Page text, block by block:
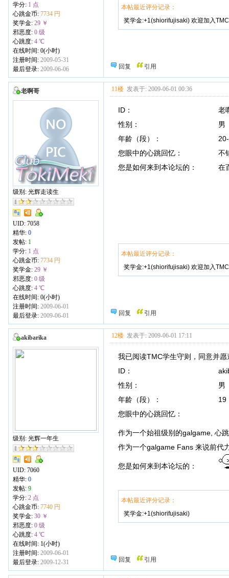
学分: 1 点
心跳金币: 7734 円
奖学金: 29 ￥
邪恶度: 0 级
心跳度: 4 ℃
在线时间: 0(小时)
注册时间: 2009-05-31
最后登录: 2009-06-06
本帖最近评分记录：
奖学金:+1(shiorifujisaki) 欢迎加入
回复 引用
老啊哥
级别: 光辉走读生
UID: 7058
精华: 0
发帖: 1
学分: 1 点
心跳金币: 7734 円
奖学金: 29 ￥
邪恶度: 0 级
心跳度: 4 ℃
在线时间: 0(小时)
注册时间: 2009-06-01
最后登录: 2009-06-01
11楼 发表于: 2009-06-01 00:36
ID： 老啊
性别： 男
年龄（段）： 20-
您眼中的心跳回忆： 不错
您是如何来到本论坛的： 在百
本帖最近评分记录：
奖学金:+1(shiorifujisaki) 欢迎加入TMC
回复 引用
akibarika
级别: 光辉一年生
UID: 7060
精华: 0
发帖: 9
学分: 2 点
心跳金币: 7740 円
奖学金: 30 ￥
邪恶度: 0 级
心跳度: 4 ℃
在线时间: 1(小时)
注册时间: 2009-06-01
最后登录: 2009-12-31
12楼 发表于: 2009-06-01 17:11
我已阅读TMC学生守则，同意并愿
ID：
性别： 男
年龄（段）： 19
您眼中的心跳回忆：
作为一个始祖级别的galgame, 心
作为一个galgame Fans 来说前代
您是如何来到本论坛的：
本帖最近评分记录：
奖学金:+1(shiorifujisaki)
回复 引用